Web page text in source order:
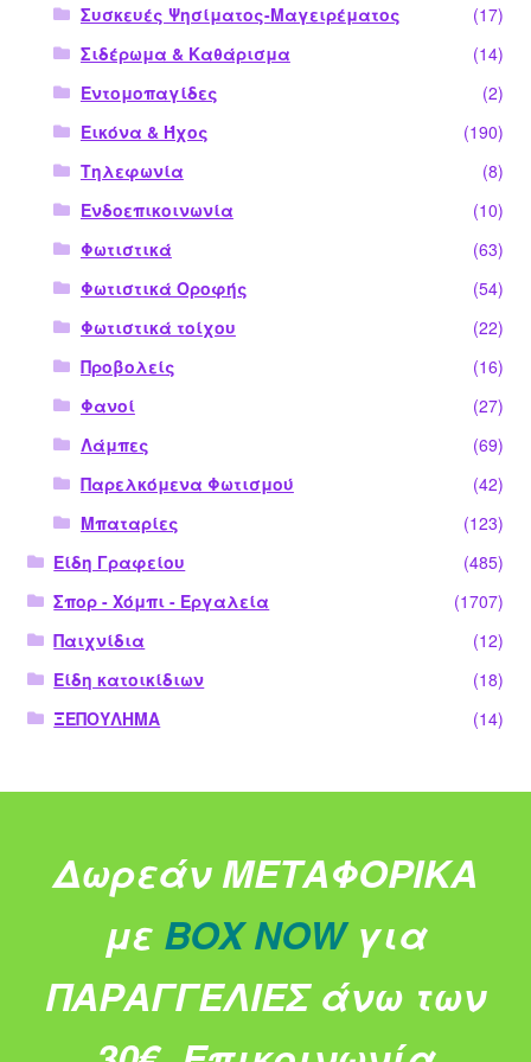
Συσκευές Ψησίματος-Μαγειρέματος
(17)
Σιδέρωμα & Καθάρισμα
(14)
Εντομοπαγίδες
(2)
Εικόνα & Ήχος
(190)
Τηλεφωνία
(8)
Ενδοεπικοινωνία
(10)
Φωτιστικά
(63)
Φωτιστικά Οροφής
(54)
Φωτιστικά τοίχου
(22)
Προβολείς
(16)
Φανοί
(27)
Λάμπες
(69)
Παρελκόμενα Φωτισμού
(42)
Μπαταρίες
(123)
Είδη Γραφείου
(485)
Σπορ - Χόμπι - Εργαλεία
(1707)
Παιχνίδια
(12)
Είδη κατοικίδιων
(18)
ΞΕΠΟΥΛΗΜΑ
(14)
Δωρεάν ΜΕΤΑΦΟΡΙΚΑ
με BOX NOW για
ΠΑΡΑΓΓΕΛΙΕΣ άνω των